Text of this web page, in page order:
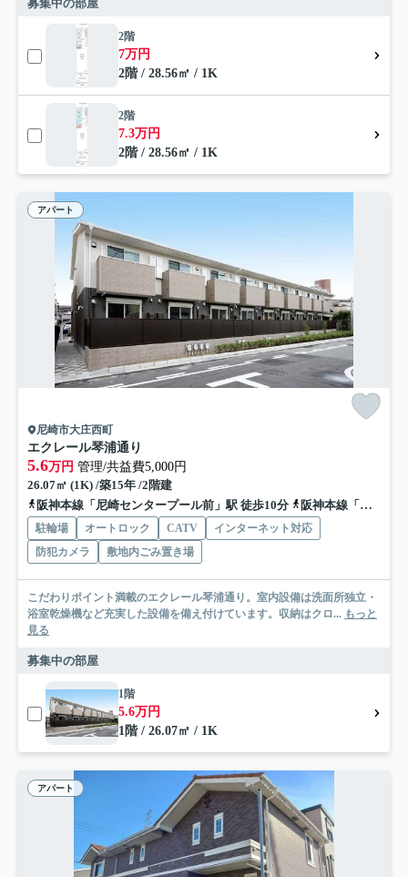
募集中の部屋
2階
7万円
2階 / 28.56㎡ / 1K
2階
7.3万円
2階 / 28.56㎡ / 1K
アパート
尼崎市大庄西町
エクレール琴浦通り
5.6万円 管理/共益費5,000円
26.07㎡ (1K) /築15年 /2階建
阪神本線「尼崎センタープール前」駅 徒歩10分
阪神本線「武庫川」駅 徒歩13分
駐輪場 オートロック CATV
インターネット対応
防犯カメラ
敷地内ごみ置き場
こだわりポイント満載のエクレール琴浦通り。室内設備は洗面所独立・
浴室乾燥機など充実した設備を備え付けています。収納はクロ... もっと
見る
募集中の部屋
1階
5.6万円
1階 / 26.07㎡ / 1K
アパート